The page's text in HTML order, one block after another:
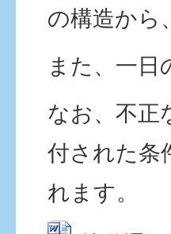
の構造から
また、一日
なお、不正
付された条
れます。